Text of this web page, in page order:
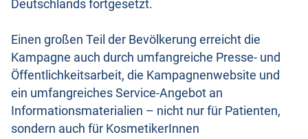
Deutschlands fortgesetzt.
Einen großen Teil der Bevölkerung erreicht die
Kampagne auch durch umfangreiche Presse- und
Öffentlichkeitsarbeit, die Kampagnenwebsite und
ein umfangreiches Service-Angebot an
Informationsmaterialien – nicht nur für Patienten,
sondern auch für KosmetikerInnen